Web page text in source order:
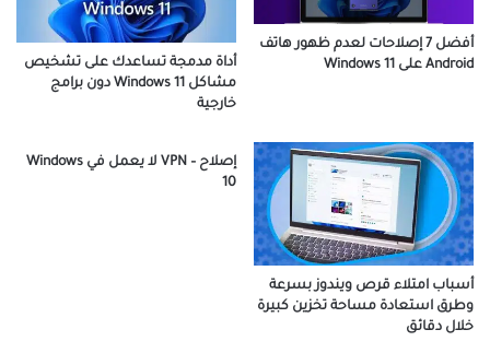
أفضل 7 إصلاحات لعدم ظهور هاتف
Android على Windows 11
أداة مدمجة تساعدك على تشخيص
مشاكل Windows 11 دون برامج
خارجية
أسباب امتلاء قرص ويندوز بسرعة
وطرق استعادة مساحة تخزين كبيرة
خلال دقائق
إصلاح – VPN لا يعمل في Windows
10